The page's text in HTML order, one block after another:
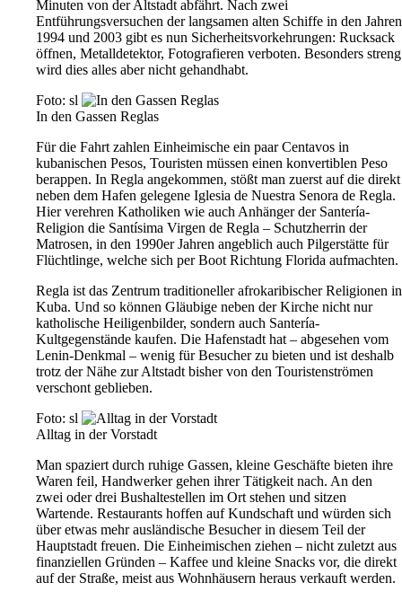
Minuten von der Altstadt abfährt. Nach zwei
Entführungsversuchen der langsamen alten Schiffe in den Jahren
1994 und 2003 gibt es nun Sicherheitsvorkehrungen: Rucksack
öffnen, Metalldetektor, Fotografieren verboten. Besonders streng
wird dies alles aber nicht gehandhabt.
Foto: sl
In den Gassen Reglas
Für die Fahrt zahlen Einheimische ein paar Centavos in
kubanischen Pesos, Touristen müssen einen konvertiblen Peso
berappen. In Regla angekommen, stößt man zuerst auf die direkt
neben dem Hafen gelegene Iglesia de Nuestra Senora de Regla.
Hier verehren Katholiken wie auch Anhänger der Santería-
Religion die Santísima Virgen de Regla – Schutzherrin der
Matrosen, in den 1990er Jahren angeblich auch Pilgerstätte für
Flüchtlinge, welche sich per Boot Richtung Florida aufmachten.
Regla ist das Zentrum traditioneller afrokaribischer Religionen in
Kuba. Und so können Gläubige neben der Kirche nicht nur
katholische Heiligenbilder, sondern auch Santería-
Kultgegenstände kaufen. Die Hafenstadt hat – abgesehen vom
Lenin-Denkmal – wenig für Besucher zu bieten und ist deshalb
trotz der Nähe zur Altstadt bisher von den Touristenströmen
verschont geblieben.
Foto: sl
Alltag in der Vorstadt
Man spaziert durch ruhige Gassen, kleine Geschäfte bieten ihre
Waren feil, Handwerker gehen ihrer Tätigkeit nach. An den
zwei oder drei Bushaltestellen im Ort stehen und sitzen
Wartende. Restaurants hoffen auf Kundschaft und würden sich
über etwas mehr ausländische Besucher in diesem Teil der
Hauptstadt freuen. Die Einheimischen ziehen – nicht zuletzt aus
finanziellen Gründen – Kaffee und kleine Snacks vor, die direkt
auf der Straße, meist aus Wohnhäusern heraus verkauft werden.